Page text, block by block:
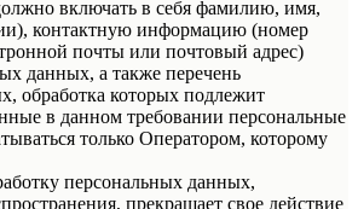
включать в себя фамилию, имя,
контактную информацию (номер
почты или почтовый адрес)
данных, а также перечень
обработка которых подлежит
в данном требовании персональные
только Оператором, которому
персональных данных,
прекращает свое действие